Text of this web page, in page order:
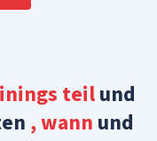
teilund
, wann und